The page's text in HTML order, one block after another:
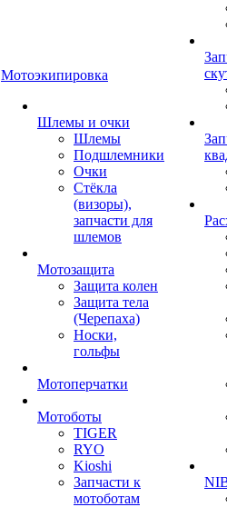
Мотоэкипировка
Шлемы и очки
Шлемы
Подшлемники
Очки
Стёкла
(визоры),
запчасти для
шлемов
Мотозащита
Защита колен
Защита тела
(Черепаха)
Носки,
гольфы
Мотоперчатки
Мотоботы
TIGER
RYO
Kioshi
Запчасти к
мотоботам